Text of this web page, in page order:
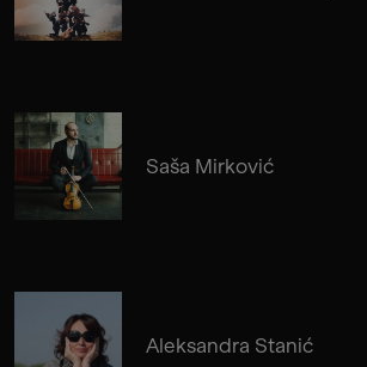
Saša Mirković
Aleksandra Stanić